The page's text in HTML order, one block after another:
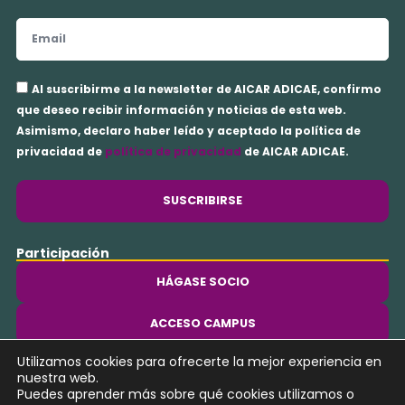
Email
Aceptación
privacidad
Al suscribirme a la newsletter de AICAR ADICAE, confirmo
que deseo recibir información y noticias de esta web.
Asimismo, declaro haber leído y aceptado la política de
privacidad de política de privacidad de AICAR ADICAE.
SUSCRIBIRSE
Participación
HÁGASE SOCIO
ACCESO CAMPUS
o
Utilizamos cookies para ofrecerte la mejor experiencia en
nuestra web.
Puedes aprender más sobre qué cookies utilizamos o